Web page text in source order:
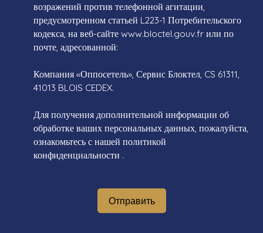
возражений против телефонной агитации,
предусмотренном статьей L223-1 Потребительского
кодекса, на веб-сайте www.bloctel.gouv.fr или по
почте, адресованной:
Компания «Оппосетель», Сервис Блоктел, CS 61311,
41013 BLOIS CEDEX.
Для получения дополнительной информации об
обработке ваших персональных данных, пожалуйста,
ознакомьтесь с нашей политикой
конфиденциальности .
Отправить